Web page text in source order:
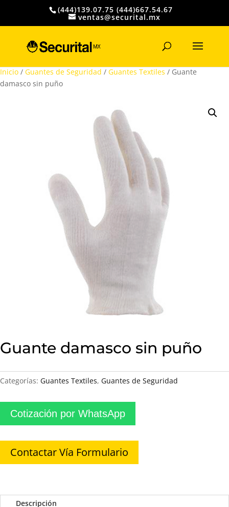
(444)139.07.75 (444)667.54.67
ventas@securital.mx
productos
Inicio / Guantes de Seguridad / Guantes Textiles / Guante
damasco sin puño
Guante damasco sin puño
Categorías: Guantes Textiles, Guantes de Seguridad
Cotización por WhatsApp
Contactar Vía Formulario
Descripción